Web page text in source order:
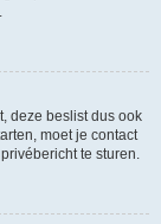
deze beslist dus ook
moet je contact
te sturen.